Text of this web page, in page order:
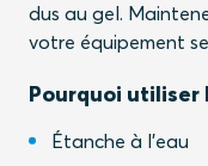
dus au gel.
votre équipement
Pourquoi utiliser
Étanche à l'eau